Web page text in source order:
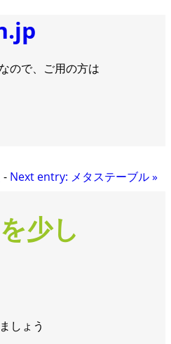
ので、ご用の方は
- Next entry: メタステーブル»
少し
しょう